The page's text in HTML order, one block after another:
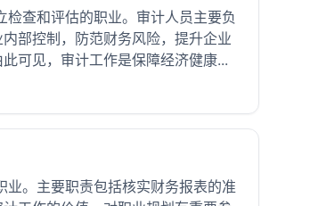
查和评估的职业。审计人员主要负
部控制，防范财务风险，提升企业
可见，审计工作是保障经济健康...
。主要职责包括核实财务报表的准